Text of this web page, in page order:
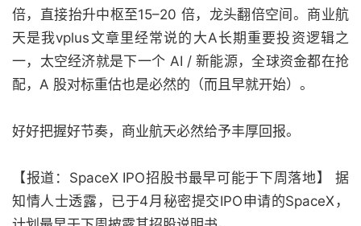
倍，直接抬升中枢至15–20 倍，龙头翻倍空间。商业航
天是我vplus文章里经常说的大A长期重要投资逻辑之
一，太空经济就是下一个 AI / 新能源，全球资金都在抢
配，A 股对标重估也是必然的（而且早就开始）。
好好把握好节奏，商业航天必然给予丰厚回报。
【报道：SpaceX IPO招股书最早可能于下周落地】 据
知情人士透露，已于4月秘密提交IPO申请的SpaceX，